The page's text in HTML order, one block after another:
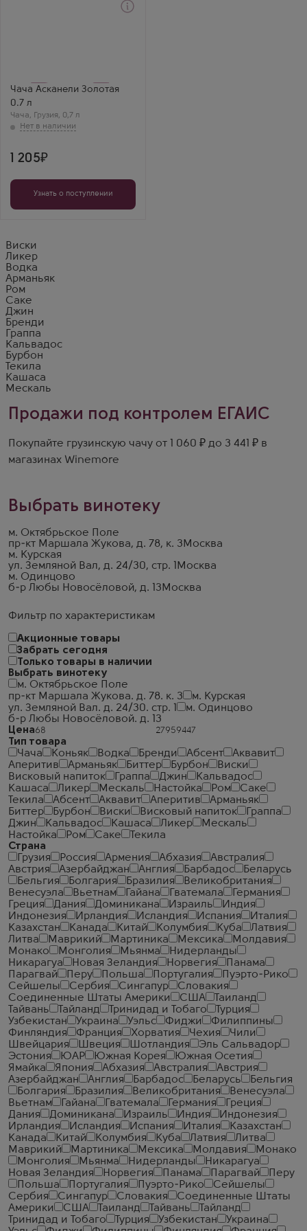
Фильтр по характеристикам
Акционные товары
Забрать сегодня
Только товары в наличии
Выбрать винотеку
м. Октябрьское Поле
пр-кт Маршала Жукова. д. 78. к. 3
м. Курская
ул. Земляной Вал. д. 24/30. стр. 1
м. Одинцово
б-р Любы Новосёловой. д. 13
Цена
Тип товара
Чача
Коньяк Водка Бренди Абсент
Аквавит
Аперитив
Арманьяк Биттер Бурбон
Виски
Висковый напиток
Граппа Джин
Кальвадос
Кашаса
Ликер Мескаль Настойка Ром
Саке
Текила
Абсент Аквавит Аперитив
Арманьяк
Биттер
Бурбон Виски Висковый напиток
Граппа
Джин
Кальвадос Кашаса Ликер
Мескаль
Настойка
Ром Саке
Текила
Страна
Грузия
Россия Армения Абхазия
Австралия
Австрия
Азербайджан Англия Барбадос
Беларусь
Бельгия
Болгария Бразилия
Великобритания
Венесуэла
Вьетнам Гайана Гватемала
Германия
Греция
Дания Доминикана Израиль
Индия
Индонезия
Ирландия Исландия Испания
Италия
Казахстан
Канада Китай Колумбия Куба
Латвия
Литва
Маврикий Мартиника Мексика
Молдавия
Монако
Монголия Мьянма
Нидерланды
Никарагуа
Новая Зеландия Норвегия
Панама
Парагвай
Перу Польша Португалия
Пуэрто-Рико
Сейшелы
Сербия Сингапур
Словакия
Соединенные Штаты Америки
США
Таиланд
Тайвань
Тайланд Тринидад и Тобаго
Турция
Узбекистан
Украина Уэльс Фиджи
Филиппины
Финляндия
Франция Хорватия Чехия
Чили
Швейцария
Швеция Шотландия
Эль Сальвадор
Эстония
ЮАР Южная Корея
Южная Осетия
Ямайка
Япония Абхазия Австралия
Австрия
Азербайджан
Англия Барбадос Беларусь
Бельгия
Болгария
Бразилия Великобритания
Венесуэла
Вьетнам
Гайана Гватемала Германия
Греция
Дания
Доминикана Израиль Индия
Индонезия
Ирландия
Исландия Испания Италия
Казахстан
Канада
Китай Колумбия Куба Латвия
Литва
Маврикий
Мартиника Мексика Молдавия
Монако
Монголия
Мьянма Нидерланды
Никарагуа
Новая Зеландия
Норвегия Панама Парагвай
Перу
Польша
Португалия Пуэрто-Рико
Сейшелы
Сербия
Сингапур Словакия
Соединенные Штаты
Америки
США Таиланд Тайвань
Тайланд
Тринидад и Тобаго
Турция Узбекистан
Украина
Чача Асканели Золотая
0.7 л
Чача, Грузия, 0,7 л
Регион
Кахетия
1 205
Узнать о поступлении
Виски
Ликер
Водка
Арманьяк
Ром
Саке
Джин
Бренди
Граппа
Кальвадос
Бурбон
Текила
Кашаса
Мескаль
Продажи под контролем ЕГАИС
Покупайте грузинскую чачу от 1 060 ₽ до 3 441 ₽ в
магазинах Winemore
Выбрать винотеку
м. Октябрьское Поле
пр-кт Маршала Жукова, д. 78, к. 3 Москва
м. Курская
ул. Земляной Вал, д. 24/30, стр. 1
Москва
м. Одинцово
б-р Любы Новосёловой, д. 13 Москва